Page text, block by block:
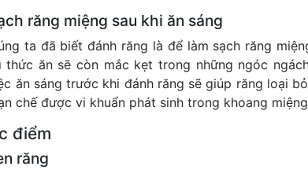
răng miệng sau khi ăn sáng
ta đã biết đánh răng là để làm sạch răng
thức ăn sẽ còn mắc kẹt trong những ngóc
ăn sáng trước khi đánh răng sẽ giúp răng loại
chế được vi khuẩn phát sinh trong khoang
điểm
răng